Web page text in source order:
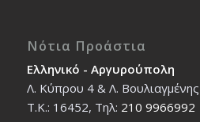
Νότια Προάστια
Ελληνικό - Αργυρούπολη
Λ. Κύπρου 4 & Λ.
T.K.: 16452, Τηλ: 210 9966992